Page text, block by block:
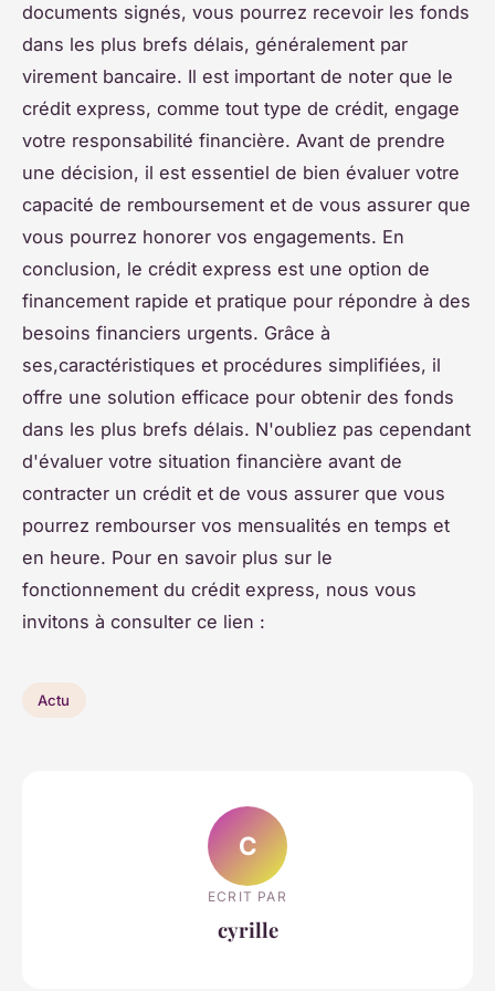
documents signés, vous pourrez recevoir les fonds
dans les plus brefs délais, généralement par
virement bancaire. Il est important de noter que le
crédit express, comme tout type de crédit, engage
votre responsabilité financière. Avant de prendre
une décision, il est essentiel de bien évaluer votre
capacité de remboursement et de vous assurer que
vous pourrez honorer vos engagements. En
conclusion, le crédit express est une option de
financement rapide et pratique pour répondre à des
besoins financiers urgents. Grâce à
ses,caractéristiques et procédures simplifiées, il
offre une solution efficace pour obtenir des fonds
dans les plus brefs délais. N'oubliez pas cependant
d'évaluer votre situation financière avant de
contracter un crédit et de vous assurer que vous
pourrez rembourser vos mensualités en temps et
en heure. Pour en savoir plus sur le
fonctionnement du crédit express, nous vous
invitons à consulter ce lien :
Actu
C
ECRIT PAR
cyrille